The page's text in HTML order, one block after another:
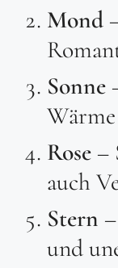
Mond
Sonne
Rose –
auch
Stern
und